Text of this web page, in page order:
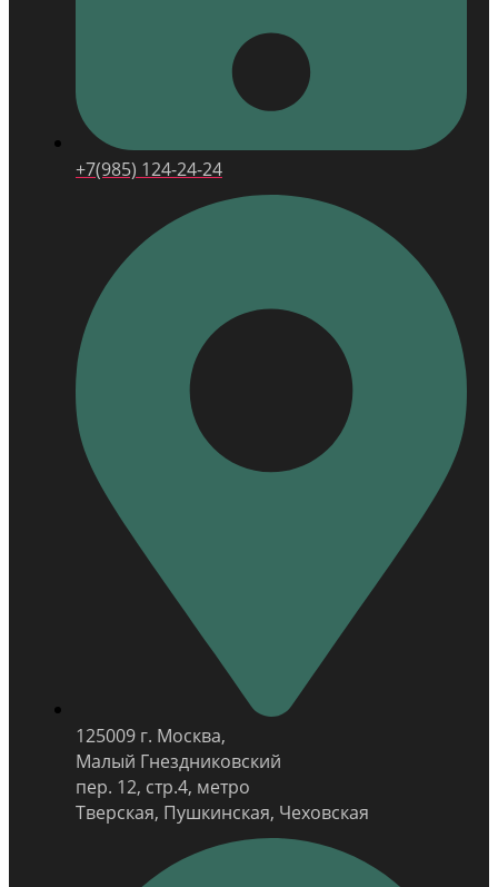
+7(985) 124-24-24
125009 г. Москва,
Малый Гнездниковский
пер. 12, стр.4, метро
Тверская, Пушкинская, Чеховская